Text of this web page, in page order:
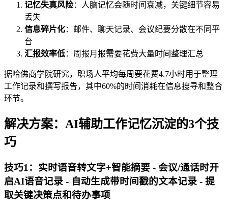
记忆失真风险：人脑记忆会随时间衰减，关键细节容易
丢失
信息碎片化：邮件、聊天记录、会议纪要分散在不同平
台
汇报效率低：周报月报需要花费大量时间整理汇总
据哈佛商学院研究，职场人平均每周要花费4.7小时用于整理
工作记录和撰写报告，其中60%的时间消耗在信息搜寻和整合
环节。
解决方案：AI辅助工作记忆沉淀的3个技
巧
技巧1：实时语音转文字+智能摘要 - 会议/通话时开
启AI语音记录 - 自动生成带时间戳的文本记录 - 提
取关键决策点和待办事项